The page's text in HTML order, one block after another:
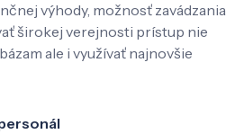
výhody, možnosť zavádzania
širokej verejnosti prístup nie
ale i využívať najnovšie